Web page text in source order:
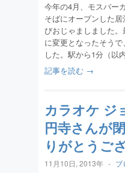
今年の4月、モスバー
そばにオープンした
びおじゃましました
に変更となったそう
した。駅から1分（以
記事を読む →
カラオケ ジ
円寺さんが
りがとうご
11月10日, 2013年 - ブ